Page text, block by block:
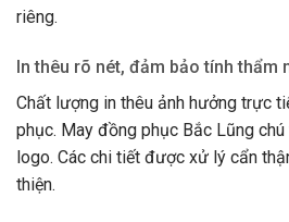
riêng.
In thêu rõ nét, đảm bảo tính thẩm
Chất lượng in thêu ảnh hưởng trực
phục. May đồng phục Bắc Lũng
logo. Các chi tiết được xử lý cẩn
thiện.